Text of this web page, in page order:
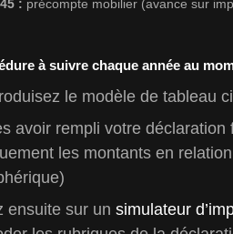
: précompte mobilier (avance sur
à suivre chaque année au
le modèle de tableau
avoir rempli votre
les montants en
ensuite sur un simulateur